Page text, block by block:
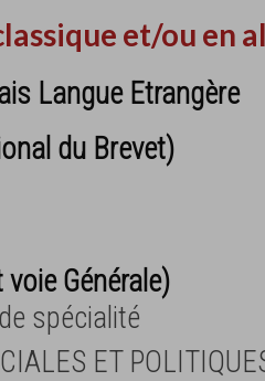
et/ou en
Langue Etrangère
du Brevet)
Générale)
spécialité
ET